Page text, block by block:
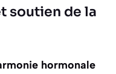
soutien de la
hormonale